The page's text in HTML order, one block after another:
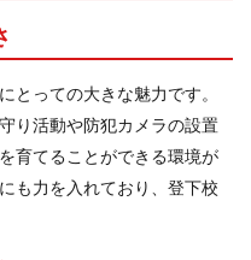
とっての大きな魅力です。
り活動や防犯カメラの設置
育てることができる環境が
も力を入れており、登下校